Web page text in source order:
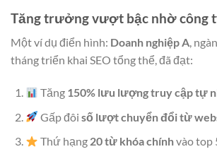
Tăng trưởng vượt bậc nhờ công
Một ví dụ điển hình: Doanh nghiệp A,
tháng triển khai SEO tổng thể, đã đạt:
Tăng 150% lưu lượng truy cập tự
Gấp đôisố lượt chuyển đổi từ
Thứ hạng 20 từ khóa chínhvào top